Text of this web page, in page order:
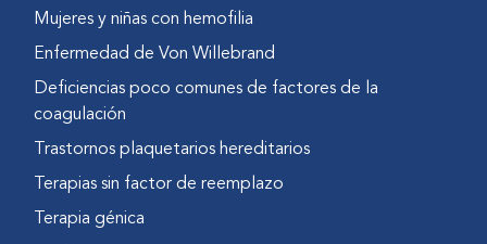
Mujeres y niñas con hemofilia
Enfermedad de Von Willebrand
Deficiencias poco comunes de factores de la
coagulación
Trastornos plaquetarios hereditarios
Terapias sin factor de reemplazo
Terapia génica